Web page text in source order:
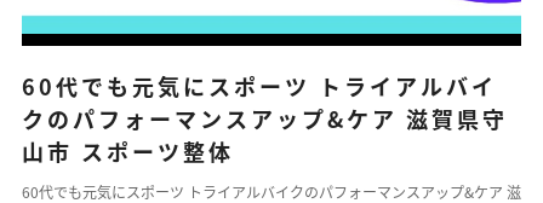
60代でも元気にスポーツ トライアルバイ
クのパフォーマンスアップ&ケア 滋賀県守
山市 スポーツ整体
60代でも元気にスポーツ トライアルバイクのパフォーマンスアップ&ケア 滋